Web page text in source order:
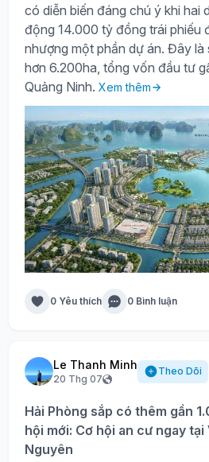
có diễn biến đáng chú ý khi hai
động 14.000 tỷ đồng trái phiếu
nhượng một phần dự án. Đây là
hơn 6.200ha, tổng vốn đầu tư
Quảng Ninh. Xem thêm
0 Yêu thích 0 Bình luận
Le Thanh Minh
20 Thg 07
Theo Dõi
Hải Phòng sắp có thêm gần
hội mới: Cơ hội an cư ngay
Nguyên